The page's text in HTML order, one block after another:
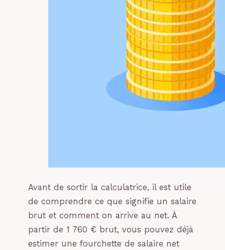
Avant de sortir la calculatrice, il est utile
de comprendre ce que signifie un salaire
brut et comment on arrive au net. À
partir de 1 760 € brut, vous pouvez déjà
estimer une fourchette de salaire net